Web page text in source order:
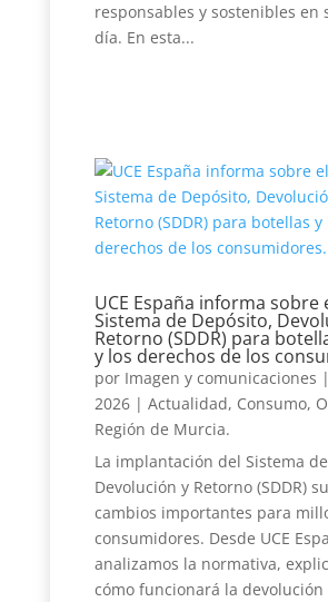
responsables y sostenibles en
día. En esta...
UCE España informa sobre
Sistema de Depósito,
Retorno (SDDR) para
y los derechos de los
por Imagen y comunicaciones |
2026| Actualidad, Consumo,
Región de Murcia.
La implantación del Sistema
Devolución y Retorno (SDDR)
cambios importantes para
consumidores. Desde UCE
analizamos la normativa,
cómo funcionará la devolución